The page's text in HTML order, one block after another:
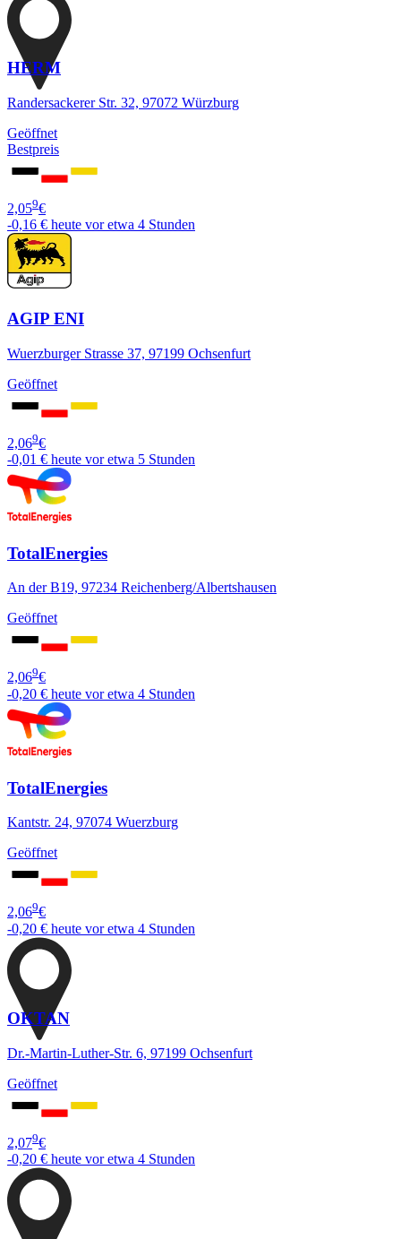
HERM
Randersackerer Str. 32, 97072 Würzburg
Geöffnet
Bestpreis
2,059€
-0,16 € heute vor etwa 4 Stunden
AGIP ENI
Wuerzburger Strasse 37, 97199 Ochsenfurt
Geöffnet
2,069€
-0,01 € heute vor etwa 5 Stunden
TotalEnergies
An der B19, 97234 Reichenberg/Albertshausen
Geöffnet
2,069€
-0,20 € heute vor etwa 4 Stunden
TotalEnergies
Kantstr. 24, 97074 Wuerzburg
Geöffnet
2,069€
-0,20 € heute vor etwa 4 Stunden
OKTAN
Dr.-Martin-Luther-Str. 6, 97199 Ochsenfurt
Geöffnet
2,079€
-0,20 € heute vor etwa 4 Stunden